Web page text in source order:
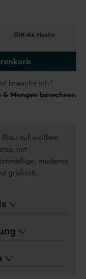
DIN-A4 Muster
brauche ich?
& Mengen berechnen
auf weißem
mit
moderne
grafisch.